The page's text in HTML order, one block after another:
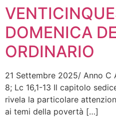
DOMENICA
ORDINARIO
21 Settembre 2025/ Anno C
8; Lc 16,1-13 Il capitolo
rivela la particolare
ai temi della povertà […]